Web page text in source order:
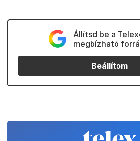
Állítsd be a
megbízható
Beállítom